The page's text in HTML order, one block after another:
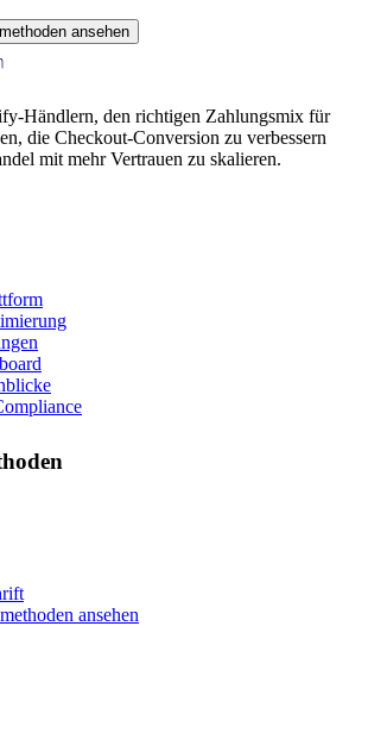
ansehen
Händlern, den richtigen Zahlungsmix für
die Checkout-Conversion zu verbessern
mit mehr Vertrauen zu skalieren.
ansehen